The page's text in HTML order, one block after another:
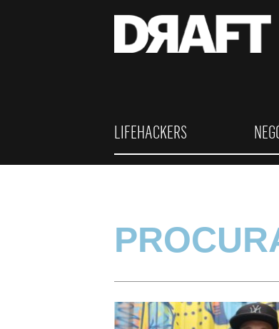
LIFEHACKERS